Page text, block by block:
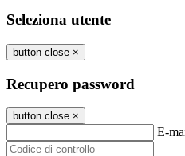
Seleziona utente
button close ×
Recupero password
button close ×
E-